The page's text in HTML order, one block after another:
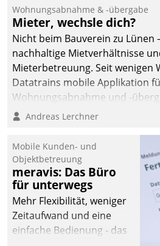
und Beschwerde-Management
ein.
Wohnungsabnahme & -übergabe
Mieter, wechsle dich?
Nicht beim Bauverein zu Lünen
nachhaltige Mietverhältnisse
Mieterbetreuung. Seit wenigen
Datatrains mobile Applikation
Wohnungsabnahme und -
Mieter wohlgeordnet kommen
Andreas Lerchner
Mobile Kunden- und
Objektbetreuung
meravis: Das Büro
für unterwegs
Mehr Flexibilität, weniger
Zeitaufwand und eine
einfache Bedienung - das